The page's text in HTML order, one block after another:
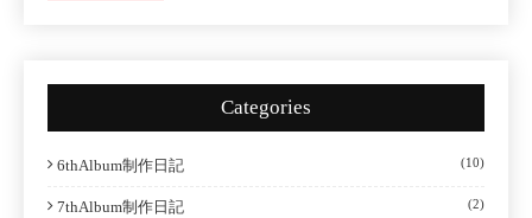
Categories
6thAlbum制作日記 (10)
7thAlbum制作日記 (2)